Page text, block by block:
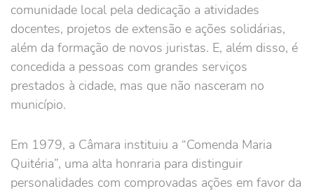
comunidade local pela dedicação a atividades
docentes, projetos de extensão e ações solidárias,
além da formação de novos juristas. E, além disso, é
concedida a pessoas com grandes serviços
prestados à cidade, mas que não nasceram no
município.
Em 1979, a Câmara instituiu a “Comenda Maria
Quitéria”, uma alta honraria para distinguir
personalidades com comprovadas ações em favor da